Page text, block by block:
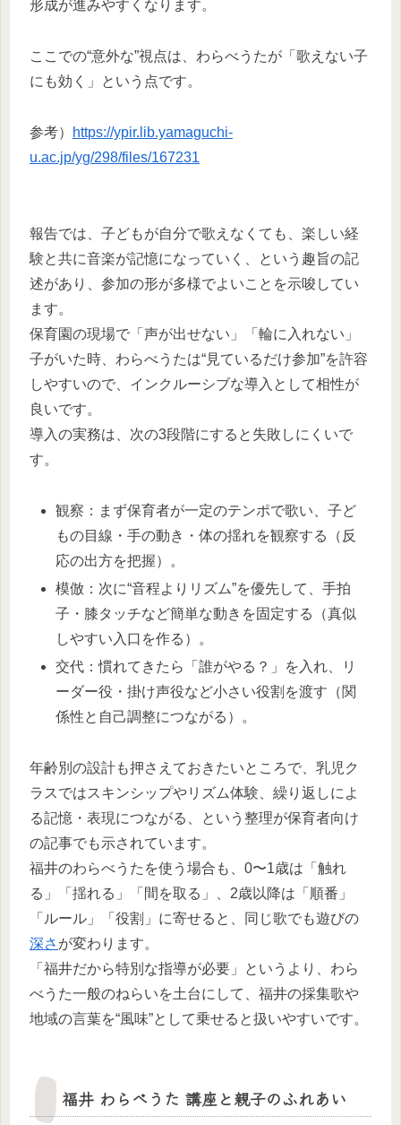
形成が進みやすくなります。
ここでの“意外な”視点は、わらべうたが「歌えない子
にも効く」という点です。
参考）
https://ypir.lib.yamaguchi-
u.ac.jp/yg/298/files/167231
報告では、子どもが自分で歌えなくても、楽しい経
験と共に音楽が記憶になっていく、という趣旨の記
述があり、参加の形が多様でよいことを示唆してい
ます。​
保育園の現場で「声が出せない」「輪に入れない」
子がいた時、わらべうたは“見ているだけ参加”を許容
しやすいので、インクルーシブな導入として相性が
良いです。​
導入の実務は、次の3段階にすると失敗しにくいで
す。​
観察：まず保育者が一定のテンポで歌い、子ど
もの目線・手の動き・体の揺れを観察する（反
応の出方を把握）。​
模倣：次に“音程よりリズム”を優先して、手拍
子・膝タッチなど簡単な動きを固定する（真似
しやすい入口を作る）。​
交代：慣れてきたら「誰がやる？」を入れ、リ
ーダー役・掛け声役など小さい役割を渡す（関
係性と自己調整につながる）。​
年齢別の設計も押さえておきたいところで、乳児ク
ラスではスキンシップやリズム体験、繰り返しによ
る記憶・表現につながる、という整理が保育者向け
の記事でも示されています。​
福井のわらべうたを使う場合も、0〜1歳は「触れ
る」「揺れる」「間を取る」、2歳以降は「順番」
「ルール」「役割」に寄せると、同じ歌でも遊びの
深さ が変わります。​
「福井だから特別な指導が必要」というより、わら
べうた一般のねらいを土台にして、福井の採集歌や
地域の言葉を“風味”として乗せると扱いやすいです。​
福井 わらべうた 講座と親子のふれあい